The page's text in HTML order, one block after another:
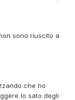
sono riuscito a
che ho
lo sato degli